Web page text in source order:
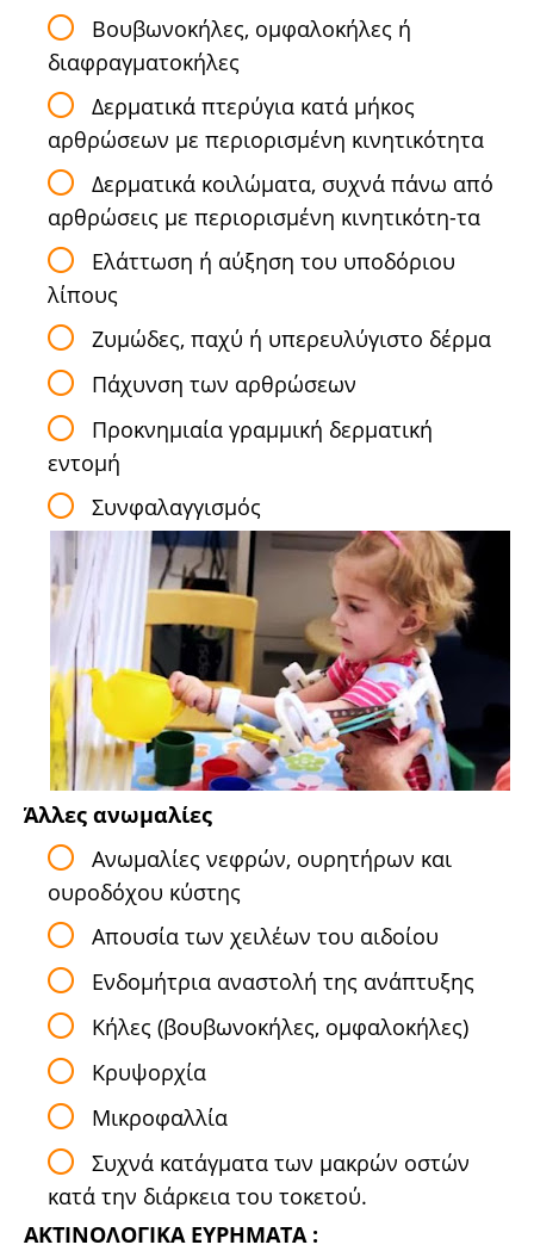
Βουβωνοκήλες, ομφαλοκήλες ή
διαφραγματοκήλες
Δερματικά πτερύγια κατά μήκος
αρθρώσεων με περιορισμένη κινητικότητα
Δερματικά κοιλώματα, συχνά πάνω από
αρθρώσεις με περιορισμένη κινη­τικότη-τα
Ελάττωση ή αύξηση του υποδόριου
λίπους
Ζυμώδες, παχύ ή υπερευλύγιστο δέρμα
Πάχυνση των αρθρώσεων
Προκνημιαία γραμμική δερματική
εντομή
Συνφαλαγγισμός
Άλλες ανωμαλίες
Ανωμαλίες νεφρών, ουρητήρων και
ουροδόχου κύστης
Απουσία των χειλέων του αιδοίου
Ενδομήτρια αναστολή της ανάπτυξης
Κήλες (βουβωνοκήλες, ομφαλοκήλες)
Κρυψορχία
Μικροφαλλία
Συχνά κατάγματα των μακρών οστών
κατά την διάρκεια του τοκετού.
ΑΚΤΙΝΟΛΟΓΙΚΑ ΕΥΡΗΜΑΤΑ :